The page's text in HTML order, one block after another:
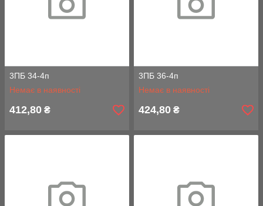
3ПБ 34-4п
Немає в наявності
412,80 ₴
3ПБ 36-4п
Немає в наявності
424,80 ₴